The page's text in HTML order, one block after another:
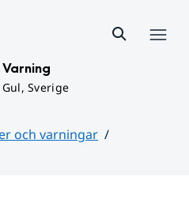
Varning
Gul, Sverige
och varningar